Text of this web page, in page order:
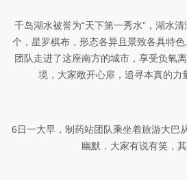
千岛湖水被誉为“天下第一秀水”，湖水
个，星罗棋布，形态各异且景致各具特
团队走进了这座南方的城市，享受负氧
境，大家敞开心扉，追寻本真的力
6日一大早，制药站团队乘坐着旅游大巴
幽默，大家有说有笑，其